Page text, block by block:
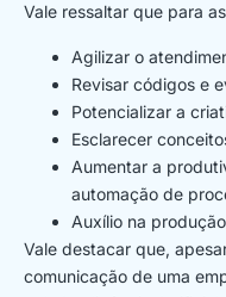
Vale ressaltar que para
Agilizar o
Revisar códigos e
Potencializar a
Esclarecer
Aumentar a
automação de
Auxílio na
Vale destacar que,
comunicação de uma